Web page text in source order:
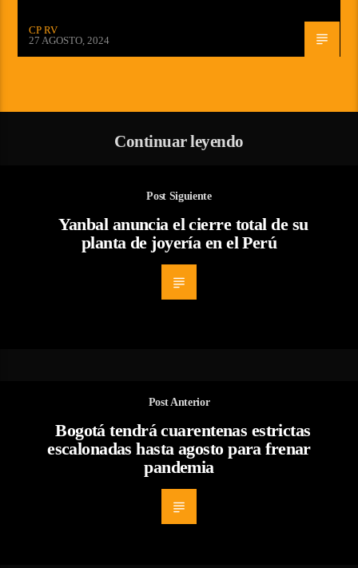
CP RV
27 AGOSTO, 2024
Continuar leyendo
Post Siguiente
Yanbal anuncia el cierre total de su
planta de joyería en el Perú
Post Anterior
Bogotá tendrá cuarentenas estrictas
escalonadas hasta agosto para frenar
pandemia